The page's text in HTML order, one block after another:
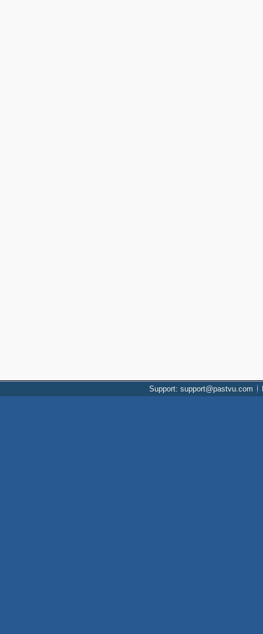
Support: support@pastvu.com